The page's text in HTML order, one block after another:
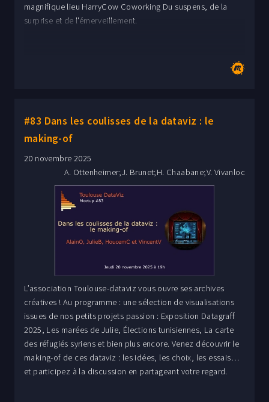
magnifique lieu HarryCow Coworking Du suspens, de la
surprise et de l'émerveillement.
#83 Dans les coulisses de la dataviz : le
making-of
20 novembre 2025
A. Ottenheimer;J. Brunet;H. Chaabane;V. Vivanloc
L’association Toulouse-dataviz vous ouvre ses archives
créatives ! Au programme : une sélection de visualisations
issues de nos petits projets passion : Exposition Datagraff
2025, Les marées de Julie, Élections tunisiennes, La carte
des réfugiés syriens et bien plus encore. Venez découvrir le
making-of de ces dataviz : les idées, les choix, les essais…
et participez à la discussion en partageant votre regard.